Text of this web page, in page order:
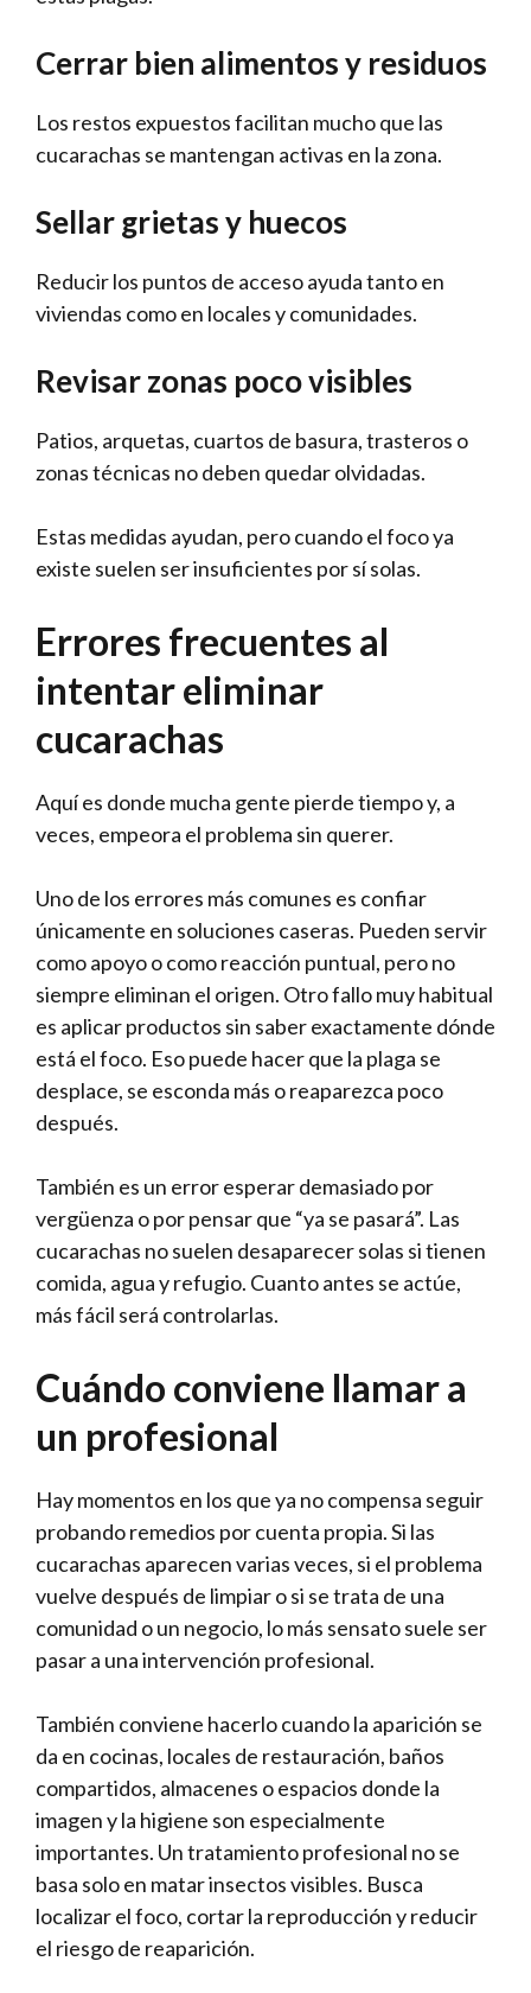
Cerrar bien alimentos y residuos
Los restos expuestos facilitan mucho que las
cucarachas se mantengan activas en la zona.
Sellar grietas y huecos
Reducir los puntos de acceso ayuda tanto en
viviendas como en locales y comunidades.
Revisar zonas poco visibles
Patios, arquetas, cuartos de basura, trasteros o
zonas técnicas no deben quedar olvidadas.
Estas medidas ayudan, pero cuando el foco ya
existe suelen ser insuficientes por sí solas.
Errores frecuentes al
intentar eliminar
cucarachas
Aquí es donde mucha gente pierde tiempo y, a
veces, empeora el problema sin querer.
Uno de los errores más comunes es confiar
únicamente en soluciones caseras. Pueden servir
como apoyo o como reacción puntual, pero no
siempre eliminan el origen. Otro fallo muy habitual
es aplicar productos sin saber exactamente dónde
está el foco. Eso puede hacer que la plaga se
desplace, se esconda más o reaparezca poco
después.
También es un error esperar demasiado por
vergüenza o por pensar que “ya se pasará”. Las
cucarachas no suelen desaparecer solas si tienen
comida, agua y refugio. Cuanto antes se actúe,
más fácil será controlarlas.
Cuándo conviene llamar a
un profesional
Hay momentos en los que ya no compensa seguir
probando remedios por cuenta propia. Si las
cucarachas aparecen varias veces, si el problema
vuelve después de limpiar o si se trata de una
comunidad o un negocio, lo más sensato suele ser
pasar a una intervención profesional.
También conviene hacerlo cuando la aparición se
da en cocinas, locales de restauración, baños
compartidos, almacenes o espacios donde la
imagen y la higiene son especialmente
importantes. Un tratamiento profesional no se
basa solo en matar insectos visibles. Busca
localizar el foco, cortar la reproducción y reducir
el riesgo de reaparición.